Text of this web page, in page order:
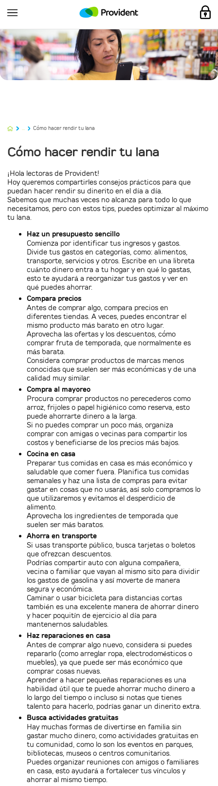
... Cómo hacer rendir tu lana
Cómo hacer rendir tu lana
¡Hola lectoras de Provident!
Hoy queremos compartirles consejos prácticos para que
puedan hacer rendir su dinerito en el día a día.
Sabemos que muchas veces no alcanza para todo lo que
necesitamos, pero con estos tips, puedes optimizar al máximo
tu lana.
Haz un presupuesto sencillo
Comienza por identificar tus ingresos y gastos.
Divide tus gastos en categorías, como: alimentos,
transporte, servicios y otros. Escribe en una libreta
cuánto dinero entra a tu hogar y en qué lo gastas,
esto te ayudará a reorganizar tus gastos y ver en
qué puedes ahorrar.
Compara precios
Antes de comprar algo, compara precios en
diferentes tiendas. A veces, puedes encontrar el
mismo producto más barato en otro lugar.
Aprovecha las ofertas y los descuentos, cómo
comprar fruta de temporada, que normalmente es
más barata.
Considera comprar productos de marcas menos
conocidas que suelen ser más económicas y de una
calidad muy similar.
Compra al mayoreo
Procura comprar productos no perecederos como
arroz, frijoles o papel higiénico como reserva, esto
puede ahorrarte dinero a la larga.
Si no puedes comprar un poco más, organiza
comprar con amigas o vecinas para compartir los
costos y beneficiarse de los precios más bajos.
Cocina en casa
Preparar tus comidas en casa es más económico y
saludable que comer fuera. Planifica tus comidas
semanales y haz una lista de compras para evitar
gastar en cosas que no usarás, así solo compramos lo
que utilizaremos y evitamos el desperdicio de
alimento.
Aprovecha los ingredientes de temporada que
suelen ser más baratos.
Ahorra en transporte
Si usas transporte público, busca tarjetas o boletos
que ofrezcan descuentos.
Podrías compartir auto con alguna compañera,
vecina o familiar que vayan al mismo sito para dividir
los gastos de gasolina y así moverte de manera
segura y económica.
Caminar o usar bicicleta para distancias cortas
también es una excelente manera de ahorrar dinero
y hacer poquitín de ejercicio al día para
mantenernos saludables.
Haz reparaciones en casa
Antes de comprar algo nuevo, considera si puedes
repararlo (como arreglar ropa, electrodomésticos o
muebles), ya que puede ser más económico que
comprar cosas nuevas.
Aprender a hacer pequeñas reparaciones es una
habilidad útil que te puede ahorrar mucho dinero a
lo largo del tiempo o incluso si notas que tienes
talento para hacerlo, podrías ganar un dinerito extra.
Busca actividades gratuitas
Hay muchas formas de divertirse en familia sin
gastar mucho dinero, como actividades gratuitas en
tu comunidad, como lo son los eventos en parques,
bibliotecas, museos o centros comunitarios.
Puedes organizar reuniones con amigos o familiares
en casa, esto ayudará a fortalecer tus vínculos y
ahorrar al mismo tiempo.